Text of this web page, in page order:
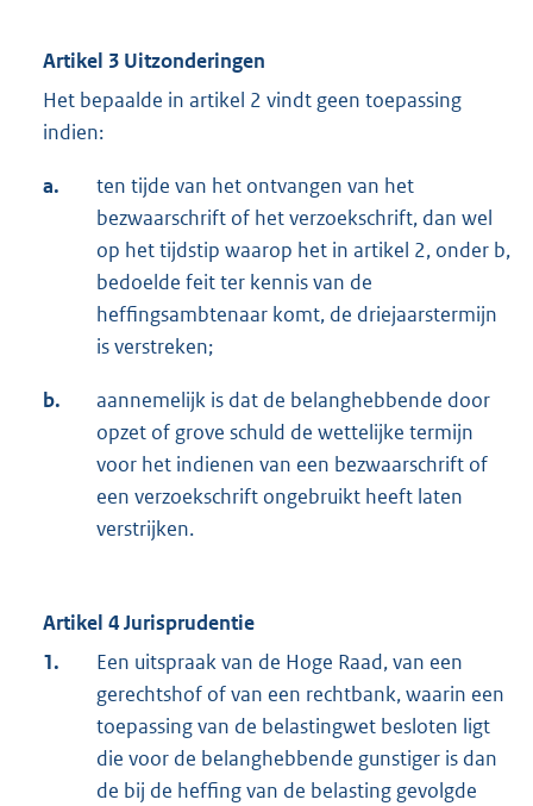
Artikel 3 Uitzonderingen
Het bepaalde in artikel 2 vindt geen toepassing
indien:
a.
ten tijde van het ontvangen van het
bezwaarschrift of het verzoekschrift, dan wel
op het tijdstip waarop het in artikel 2, onder b,
bedoelde feit ter kennis van de
heffingsambtenaar komt, de driejaarstermijn
is verstreken;
b.
aannemelijk is dat de belanghebbende door
opzet of grove schuld de wettelijke termijn
voor het indienen van een bezwaarschrift of
een verzoekschrift ongebruikt heeft laten
verstrijken.
Artikel 4 Jurisprudentie
1.
Een uitspraak van de Hoge Raad, van een
gerechtshof of van een rechtbank, waarin een
toepassing van de belastingwet besloten ligt
die voor de belanghebbende gunstiger is dan
de bij de heffing van de belasting gevolgde